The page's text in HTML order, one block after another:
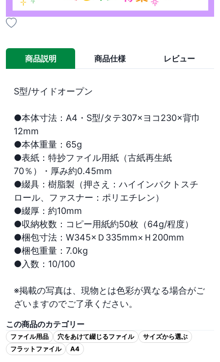
商品説明 商品仕様 レビュー
S型/サイドオープン
●本体寸法：A4・S型/タテ307×ヨコ230×背巾
12mm
●本体重量：65g
●表紙：特抄ファイル用紙（古紙再生紙
70％）・厚み約0.45mm
●綴具：樹脂製（押さえ：ハイインパクトスチ
ロール、ファスナー：ポリエチレン）
●綴厚：約10mm
●収納枚数：コピー用紙約50枚（64g/程度）
●梱包寸法：W345×Ｄ335mm×Ｈ200mm
●梱包重量：7.0kg
●入数：10/100
※掲載の写真は、現物とは色彩が異なる場合がご
ざいますのでご了承ください。
この商品のカテゴリー
ファイル用品 穴をあけて綴じるファイル
サイズから選ぶ
フラットファイル
A4